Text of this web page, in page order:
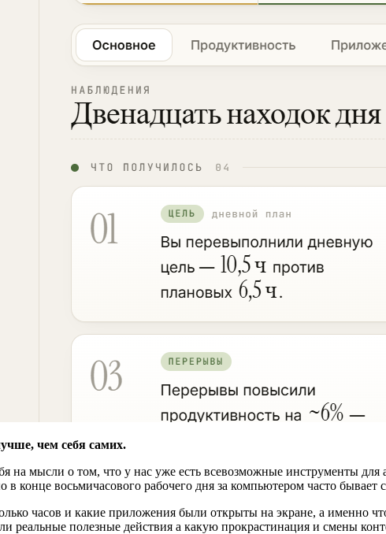
чем себя самих.
на мысли о том, что у нас уже есть всевозможные инструменты
в конце восьмичасового рабочего дня за компьютером часто бывает
часов и какие приложения были открыты на экране, а именно
реальные полезные действия а какую прокрастинация и смены